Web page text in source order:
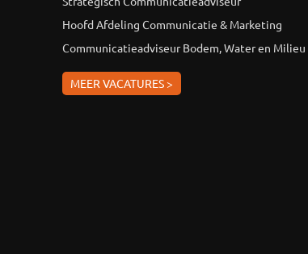
Hoofd Afdeling Communicatie & Marketing
Communicatieadviseur Bodem, Water en Milieu
MEER VACATURES >